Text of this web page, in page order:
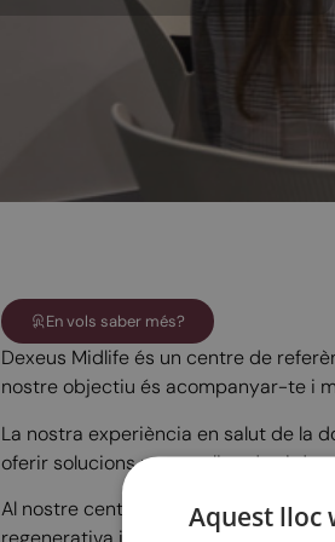
En vols saber més?
Dexeus Midlife és un centre de
nostre objectiu és acompanyar-te i
La nostra experiència en salut de la
oferir solucions personalitzades i de
Al nostre centre trobaràs un equip
Aquest lloc